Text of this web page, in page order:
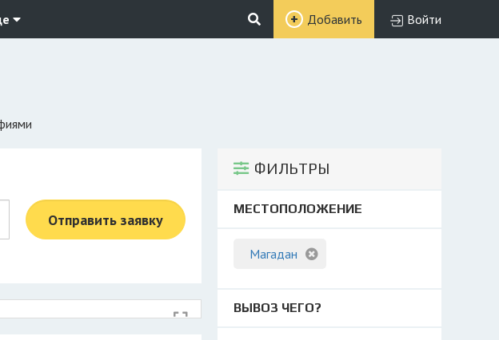
Добавить Войти
ФИЛЬТРЫ
МЕСТОПОЛОЖЕНИЕ
Магадан
ВЫВОЗ ЧЕГО?
Отправить заявку